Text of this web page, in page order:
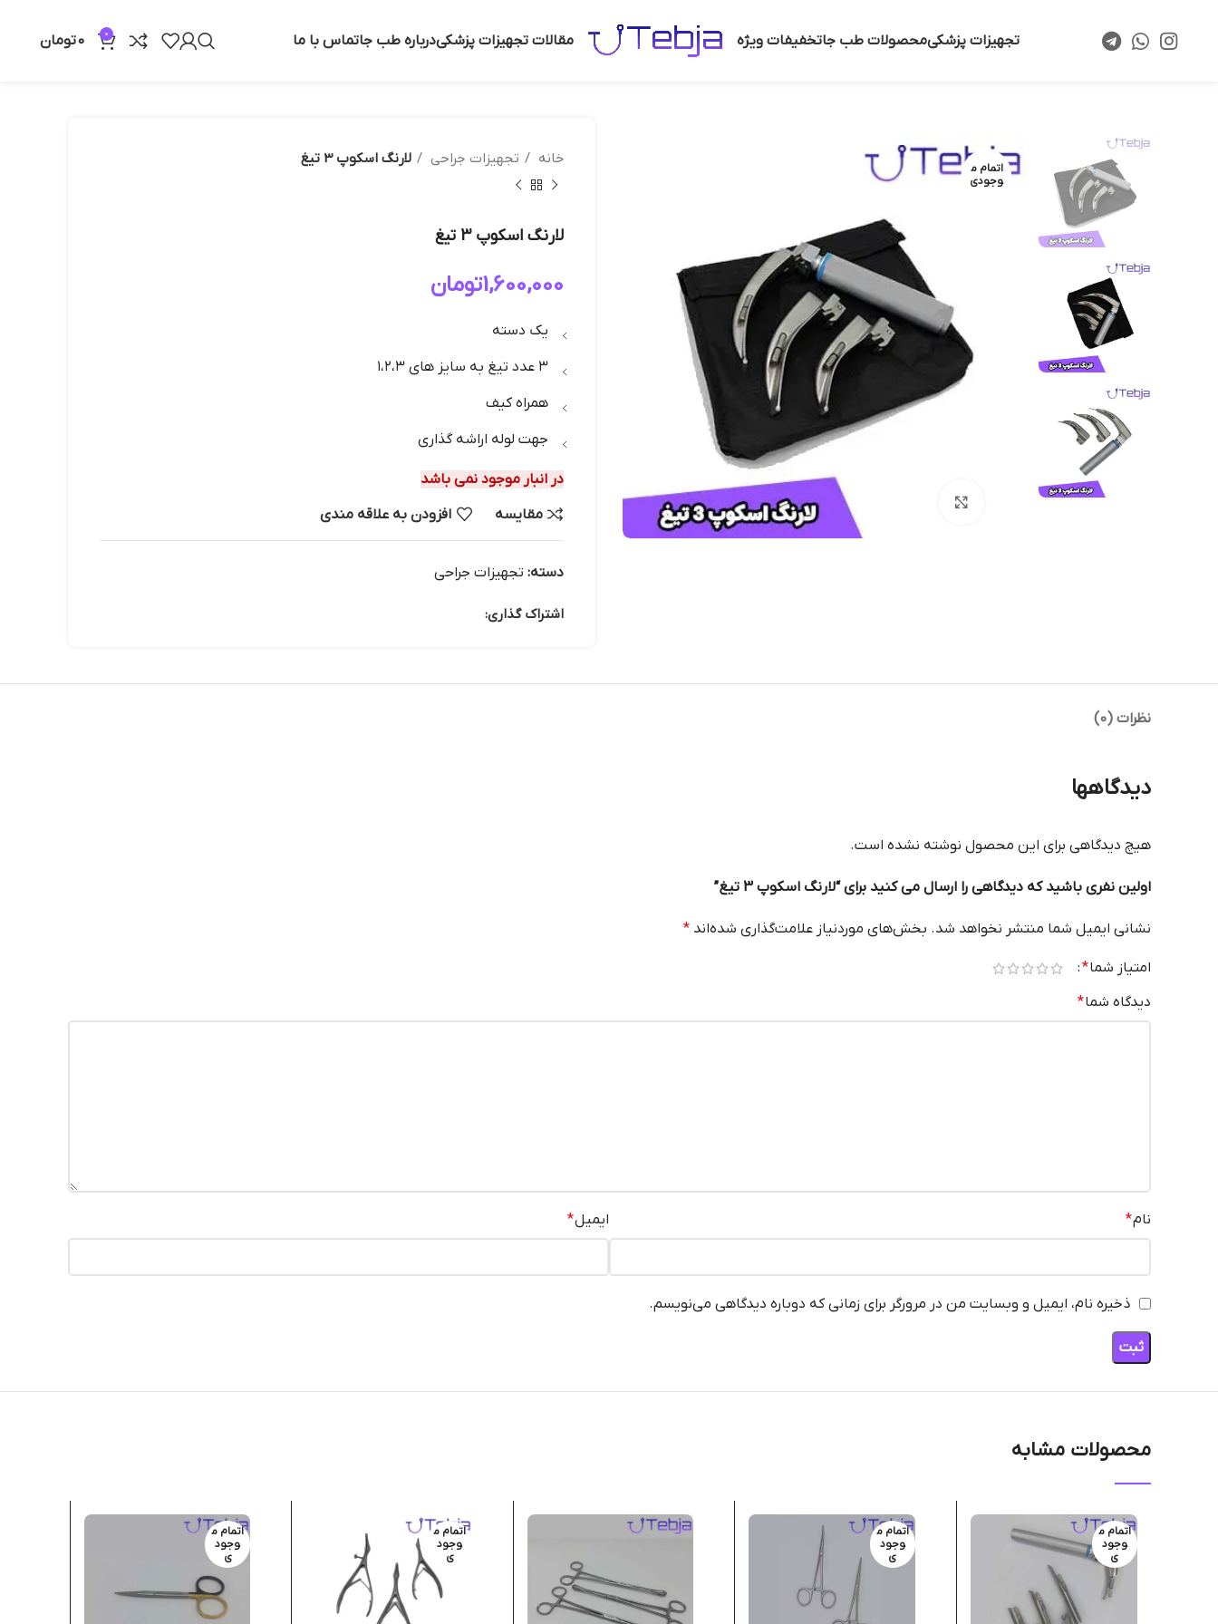
تجهیزات پزشکیمحصولات طب جاتخفیفات ویژه مقالات تجهیزات پزشکیدرباره طب جاتماس با ما 0
0تومان
اتمام م
وجودی
خانه تجهیزات جراحی لارنگ اسکوپ 3 تیغ
لارنگ اسکوپ 3 تیغ
1,600,000تومان
یک دسته
۳ عدد تیغ به سایز های ۱،۲،۳
همراه کیف
جهت لوله اراشه گذاری
در انبار موجود نمی باشد
مقایسه
افزودن به علاقه مندی
دسته: تجهیزات جراحی
اشتراک گذاری:
نظرات (0)
دیدگاهها
هیچ دیدگاهی برای این محصول نوشته نشده است.
اولین نفری باشید که دیدگاهی را ارسال می کنید برای “لارنگ اسکوپ 3 تیغ”
نشانی ایمیل شما منتشر نخواهد شد. بخش‌های موردنیاز علامت‌گذاری شده‌اند*
امتیاز شما*
دیدگاه شما*
نام* ایمیل*
ذخیره نام، ایمیل و وبسایت من در مرورگر برای زمانی که دوباره دیدگاهی می‌نویسم.
محصولات مشابه
اتمام م
وجود
ی
اتمام م
وجود
ی
اتمام م
وجود
ی
اتمام م
وجود
ی